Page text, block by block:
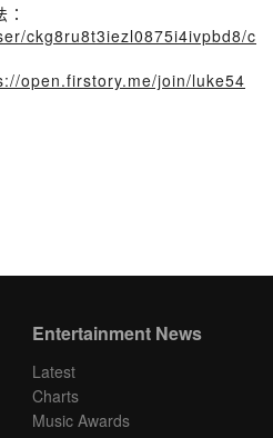
ckg8ru8t3iezl0875i4ivpbd8/c
open.firstory.me/join/luke54
Entertainment News
Latest
Charts
Music Awards